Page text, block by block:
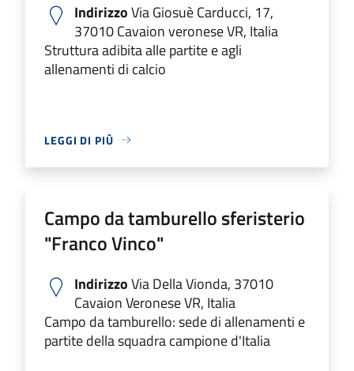
IndirizzoVia Giosuè Carducci, 17,
37010 Cavaion veronese VR, Italia
Struttura adibita alle partite e agli
allenamenti di calcio
LEGGI DI PIÙ
Campo da tamburello sferisterio
"Franco Vinco"
IndirizzoVia Della Vionda, 37010
Cavaion Veronese VR, Italia
Campo da tamburello: sede di allenamenti e
partite della squadra campione d'Italia